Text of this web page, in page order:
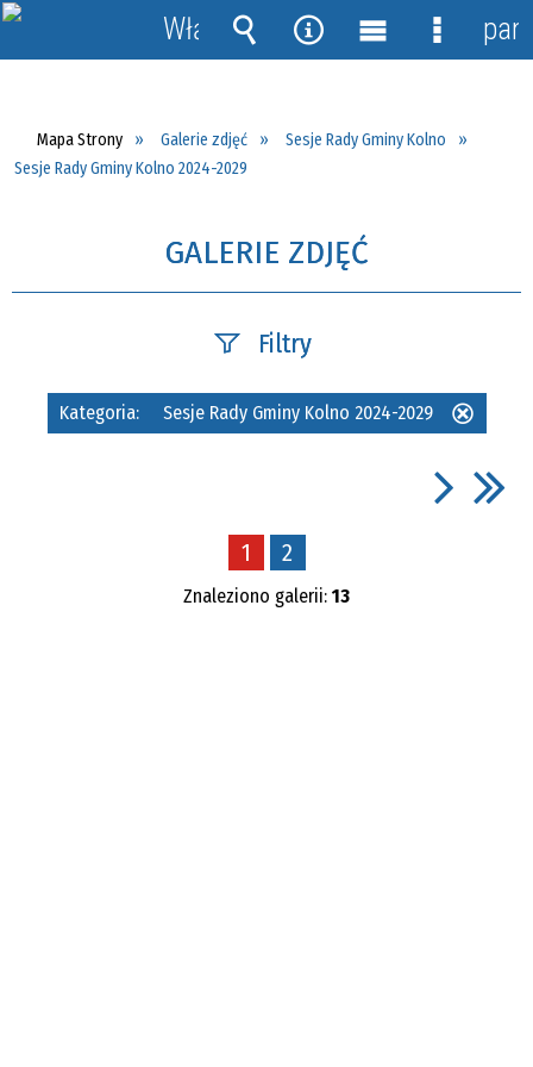
Mapa Strony Galerie zdjęć
Sesje Rady Gminy Kolno
Sesje Rady Gminy Kolno 2024-2029
GALERIE ZDJĘĆ
Filtry
Fraza
Publikacja od
Kategoria: Sesje Rady Gminy Kolno 2024-2029
filtr
1 2
Znaleziono galerii: 13
Włącz
powiadomienia
Wyszukiwarka
Narzędzia
MenuMenu